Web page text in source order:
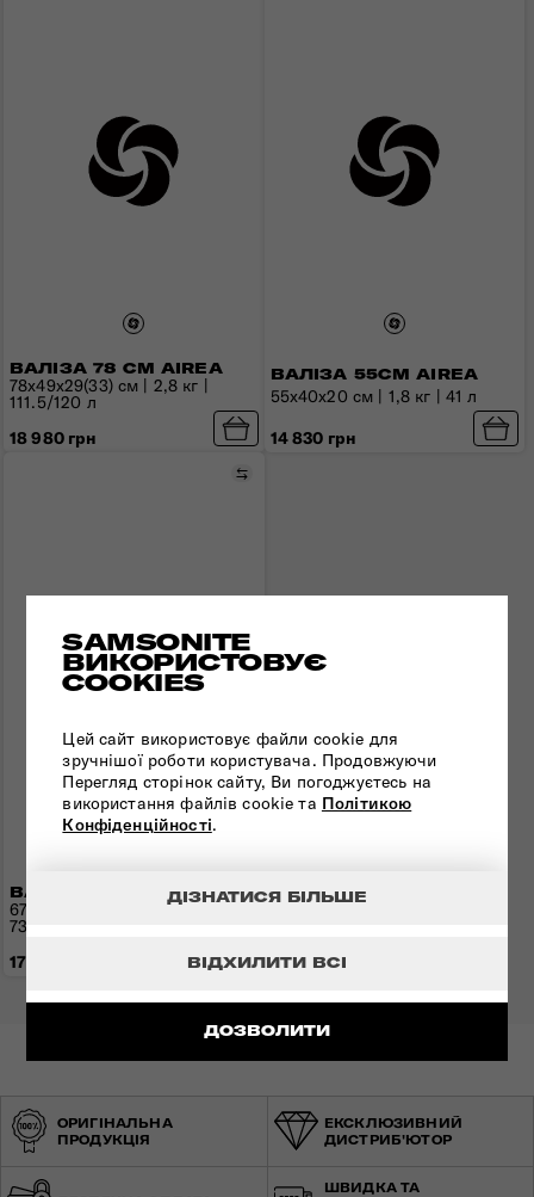
SAMSONITE
ВИКОРИСТОВУЄ
COOKIES
Цей сайт використовує файли cookie для
зручнішої роботи користувача. Продовжуючи
Перегляд сторінок сайту, Ви погоджуєтесь на
використання файлів cookie та Політикою
Конфіденційності.
ДОЗВОЛИТИ
ВІДХИЛИТИ ВСІ
ДІЗНАТИСЯ БІЛЬШЕ
ВАЛІЗА 78 СМ AIREA
78x49x29(33) см | 2,8 кг |
111.5/120 л
18 980 грн
ВАЛІЗА 55СМ AIREA
55x40x20 см | 1,8 кг | 41 л
14 830 грн
ВАЛІЗА 67 СМ AIREA
Порівняти
67x43x26(30) см | 2,4 кг |
73,5(81,5) л
17 040 грн
ОРИГІНАЛЬНА
ПРОДУКЦІЯ
ЕКСКЛЮЗИВНИЙ
ДИСТРИБ'ЮТОР
ШВИДКА ТА